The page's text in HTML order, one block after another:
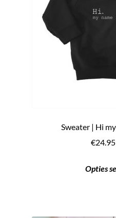
Sweater | Hi
€24.95
Opties